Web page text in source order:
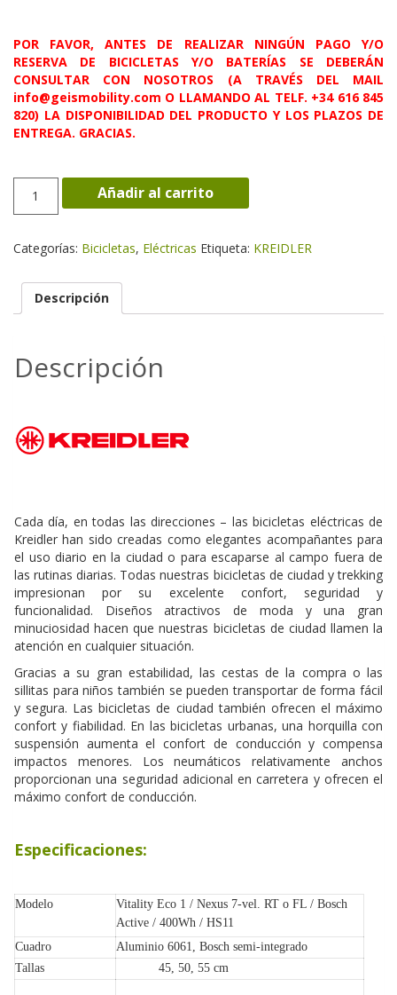
POR FAVOR, ANTES DE REALIZAR NINGÚN PAGO Y/O
RESERVA DE BICICLETAS Y/O BATERÍAS SE DEBERÁN
CONSULTAR CON NOSOTROS (A TRAVÉS DEL MAIL
info@geismobility.com O LLAMANDO AL TELF. +34 616 845
820) LA DISPONIBILIDAD DEL PRODUCTO Y LOS PLAZOS DE
ENTREGA. GRACIAS.
ECO
Añadir al carrito
Categorías: Bicicletas, Eléctricas Etiqueta: KREIDLER
Descripción
Descripción
Cada día, en todas las direcciones – las bicicletas eléctricas de
Kreidler han sido creadas como elegantes acompañantes para
el uso diario en la ciudad o para escaparse al campo fuera de
las rutinas diarias. Todas nuestras bicicletas de ciudad y trekking
impresionan por su excelente confort, seguridad y
funcionalidad. Diseños atractivos de moda y una gran
minuciosidad hacen que nuestras bicicletas de ciudad llamen la
atención en cualquier situación.
Gracias a su gran estabilidad, las cestas de la compra o las
sillitas para niños también se pueden transportar de forma fácil
y segura. Las bicicletas de ciudad también ofrecen el máximo
confort y fiabilidad. En las bicicletas urbanas, una horquilla con
suspensión aumenta el confort de conducción y compensa
impactos menores. Los neumáticos relativamente anchos
proporcionan una seguridad adicional en carretera y ofrecen el
máximo confort de conducción.
Especificaciones:
Modelo
Vitality Eco 1 / Nexus 7-vel. RT o FL / Bosch
Active / 400Wh / HS11
Cuadro
Aluminio 6061, Bosch semi-integrado
Tallas
45, 50, 55 cm